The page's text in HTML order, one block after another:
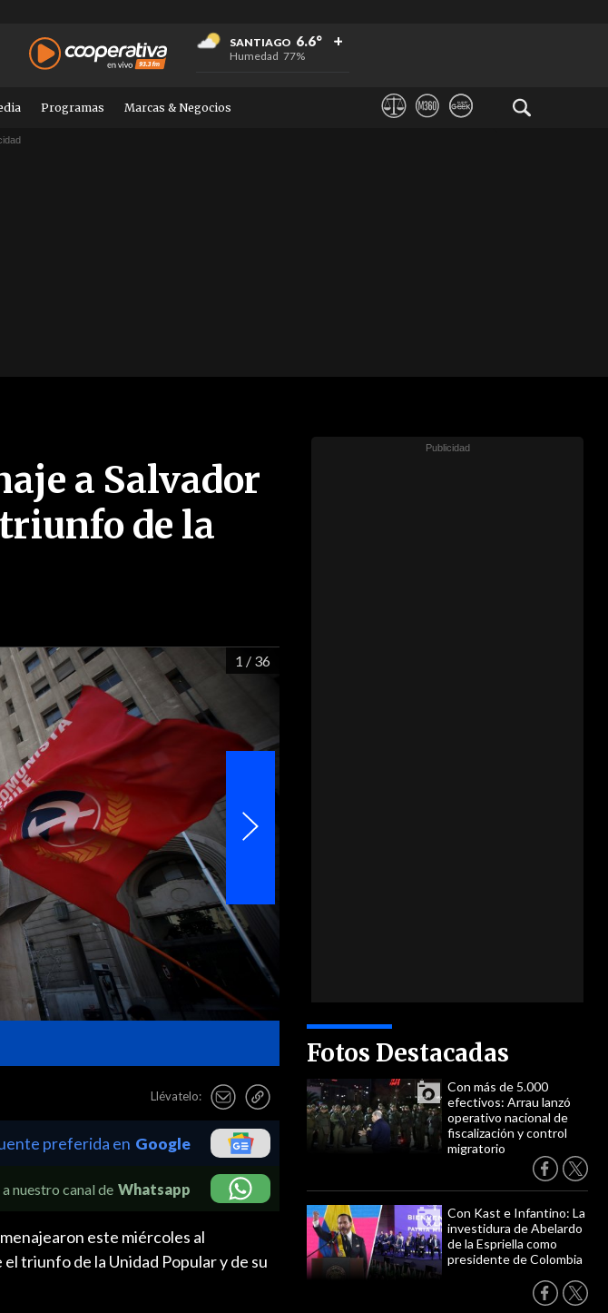
SANTIAGO 6.6°
Humedad 77%
+
+
+
Programas Marcas & Negocios
a Salvador
de la
1 / 36
Llévatelo:
Fotos Destacadas
Con más de 5.000
efectivos: Arrau lanzó
operativo nacional de
fiscalización y control
migratorio
Con Kast e Infantino: La
investidura de Abelardo
de la Espriella como
presidente de Colombia
preferida en Google
nuestro canal de Whatsapp
este miércoles al
triunfo de la Unidad Popular y de su